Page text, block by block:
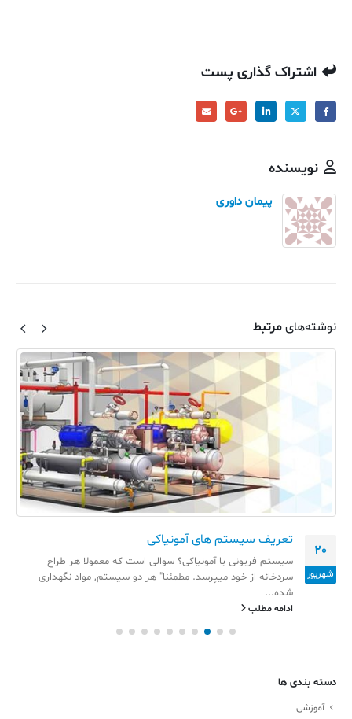
اشتراک گذاری پست
نویسنده
پیمان داوری
نوشته‌هایمرتبط
20
شهریور
تعریف سیستم های آمونیاکی
سیستم فریونی یا آمونیاکی؟ سوالی است که معمولا هر طراح
سردخانه از خود میپرسد. مطمئنا" هر دو سیستم, مواد نگهداری
شده...
ادامه مطلب
دسته بندی ها
آموزشی